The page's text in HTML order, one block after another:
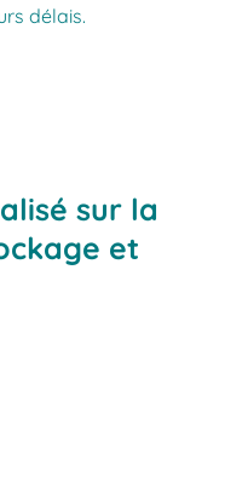
délais.
sur la
et